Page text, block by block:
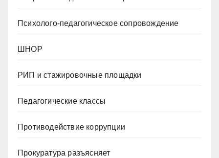
Психолого-педагогическое сопровождение
ШНОР
РИП и стажировочные площадки
Педагогические классы
Противодействие коррупции
Прокуратура разъясняет